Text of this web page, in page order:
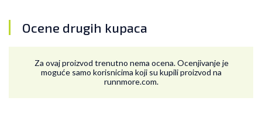
Ocene drugih kupaca
Za ovaj proizvod trenutno nema ocena. Ocenjivanje je
moguće samo korisnicima koji su kupili proizvod na
runnmore.com.